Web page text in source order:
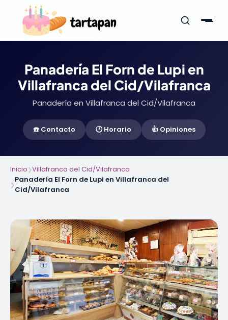
Panadería El Forn de Lupi en
Villafranca del Cid/Vilafranca
Panadería en Villafranca del Cid/Vilafranca
☎️ Contacto 🕐 Horario 👍 Opiniones
Inicio❯Villafranca del Cid/Vilafranca
❯
Panadería El Forn de Lupi en Villafranca del
Cid/Vilafranca